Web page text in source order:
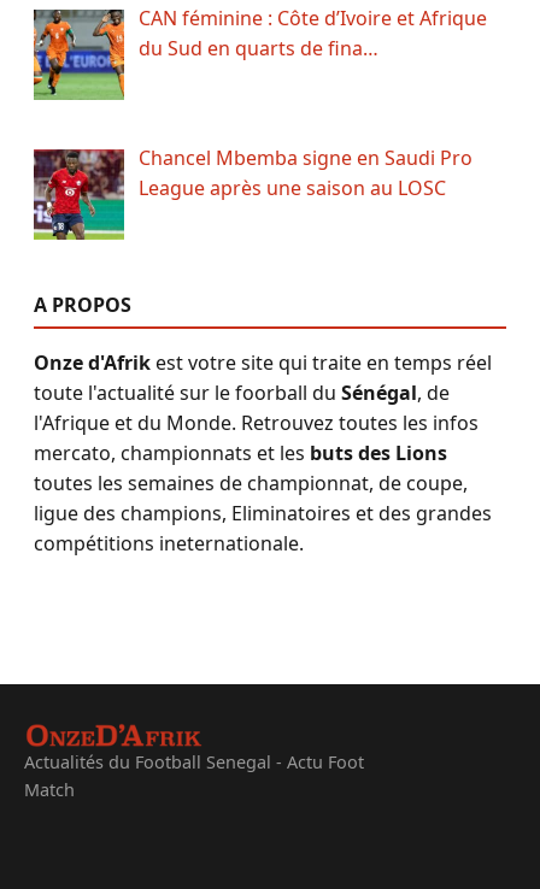
CAN féminine : Côte d’Ivoire et Afrique
du Sud en quarts de fina…
Chancel Mbemba signe en Saudi Pro
League après une saison au LOSC
A PROPOS
Onze d'Afrikest votre site qui traite en temps réel
toute l'actualité sur le foorball du Sénégal, de
l'Afrique et du Monde. Retrouvez toutes les infos
mercato, championnats et les buts des Lions
toutes les semaines de championnat, de coupe,
ligue des champions, Eliminatoires et des grandes
compétitions ineternationale.
Actualités du Football Senegal - Actu Foot
Match